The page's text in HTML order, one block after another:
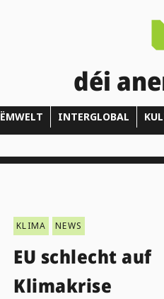
déi
ËMWELT INTERGLOBAL
KLIMA NEWS
EU schlecht auf
Klimakrise